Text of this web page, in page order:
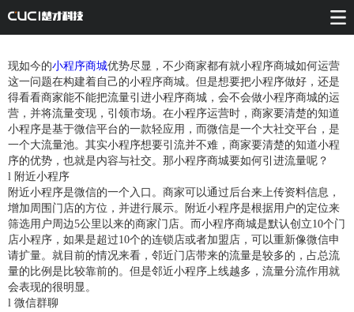
现如今的小程序商城优势尽显，不少商家都有就小程序商城如何运营
这一问题在构建着自己的小程序商城。但是想要把小程序做好，还是
得看看商家能不能把流量引进小程序商城，会不会做小程序商城的运
营，并将流量变现，引领市场。在小程序运营时，商家要清楚的知道
小程序是基于微信平台的一款轻应用，而微信是一个大社交平台，是
一个大流量池。其实小程序想要引流并不难，商家要清楚的知道小程
序的优势，也就是内容与社交。那小程序商城要如何引进流量呢？
l 附近小程序
附近小程序是微信的一个入口。商家可以通过后台来上传资料信息，
增加周围门店的方位，并进行展示。附近小程序是根据用户的定位来
筛选用户周边5公里以来的商家门店。而小程序商城是默认创立10个门
店小程序，如果是超过10个的连锁店或者加盟店，可以重新像微信申
请扩量。就目前的情况来看，邻近门店带来的流量是较多的，占总流
量的比例是比较靠前的。但是邻近小程序上线越多，流量分流作用就
会表现的很明显。
l 微信群聊